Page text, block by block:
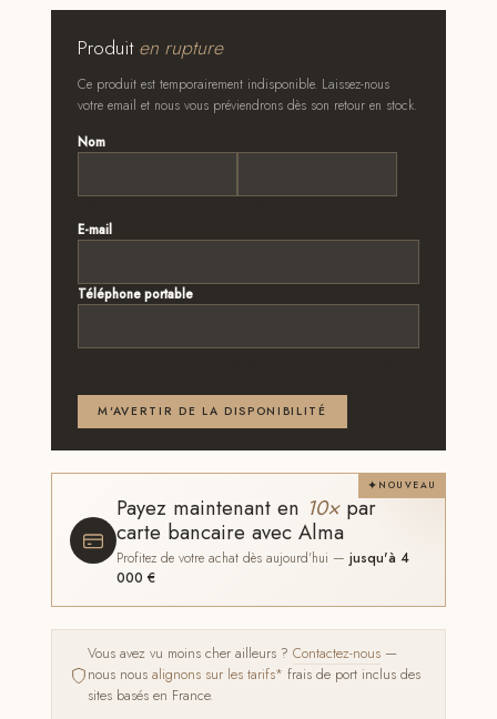
Produiten rupture
Ce produit est temporairement indisponible. Laissez-nous
votre email et nous vous préviendrons dès son retour en stock.
Nom
E-mail
Téléphone portable
M'AVERTIR DE LA DISPONIBILITÉ
NOUVEAU
Payez maintenant en 10×par
carte bancaire avec Alma
Profitez de votre achat dès aujourd'hui —jusqu'à 4
000 €
Vous avez vu moins cher ailleurs ?Contactez-nous —
nous nousalignons sur les tarifs* frais de port inclus des
sites basés en France.